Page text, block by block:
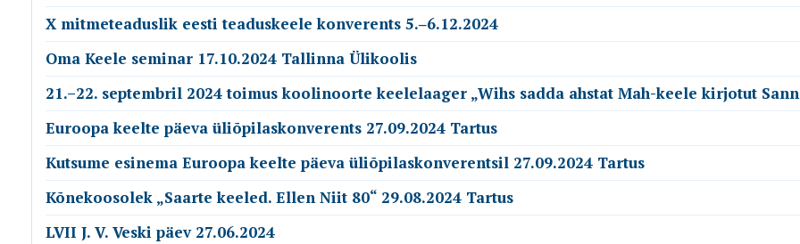
X mitmeteaduslik eesti teaduskeele konverents 5.‒6.12.2024
Oma Keele seminar 17.10.2024 Tallinna Ülikoolis
21.–22. septembril 2024 toimus koolinoorte keelelaager „Wihs sadda ahstat Mah-keele kirjotut
Euroopa keelte päeva üliõpilaskonverents 27.09.2024 Tartus
Kutsume esinema Euroopa keelte päeva üliõpilaskonverentsil 27.09.2024 Tartus
Kõnekoosolek „Saarte keeled. Ellen Niit 80“ 29.08.2024 Tartus
LVII J. V. Veski päev 27.06.2024